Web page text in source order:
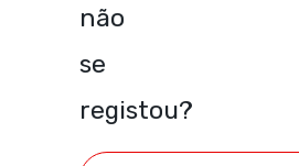
não
se
registou?